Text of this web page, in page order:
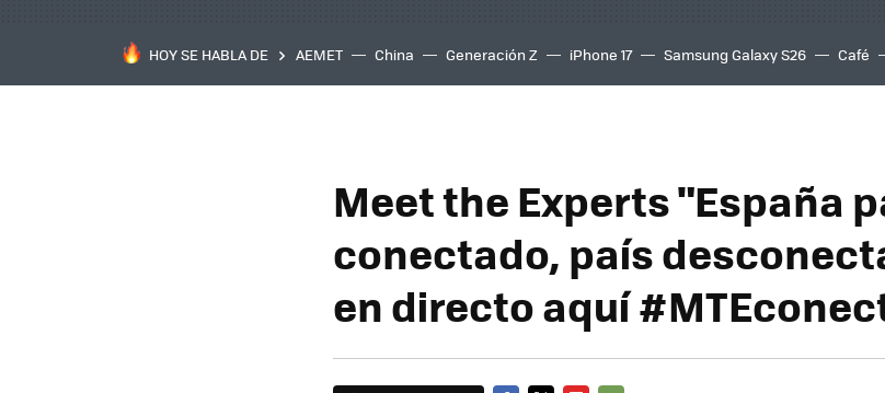
HOY SE HABLA DE AEMET China Generación Z iPhone 17 Samsung Galaxy S26 Café
Meet the Experts "España
conectado, país
en directo aquí